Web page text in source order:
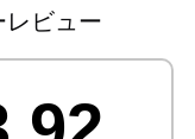
ビュー